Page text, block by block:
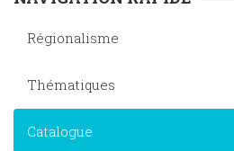
Régionalisme
Thématiques
Catalogue